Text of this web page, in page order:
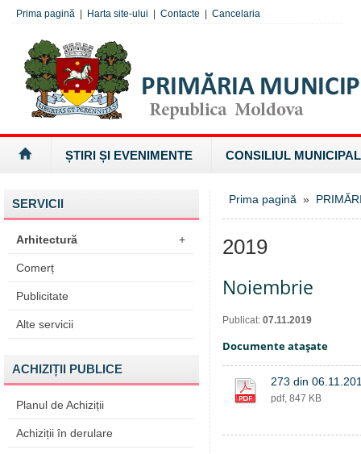
Prima pagină Harta site-ului Contacte Cancelaria
ȘTIRI ȘI EVENIMENTE CONSILIUL MUNICIPAL
SERVICII
Arhitectură +
Comerț
Publicitate
Alte servicii
ACHIZIȚII PUBLICE
Planul de Achiziții
Achiziții în derulare
Prima pagină »
2019
Noiembrie
Publicat: 07.11.2019
Documente ataşate
273 din
pdf, 847 KB